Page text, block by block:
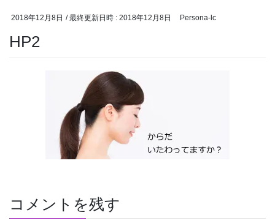
2018年12月8日 / 最終更新日時 : 2018年12月8日 Persona-lc
HP2
コメントを残す